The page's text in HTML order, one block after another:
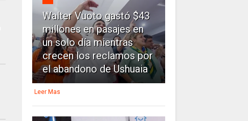
Walter Vuoto gastó $43
millones en pasajes en
un solo día mientras
crecen los reclamos por
el abandono de Ushuaia
Leer Mas